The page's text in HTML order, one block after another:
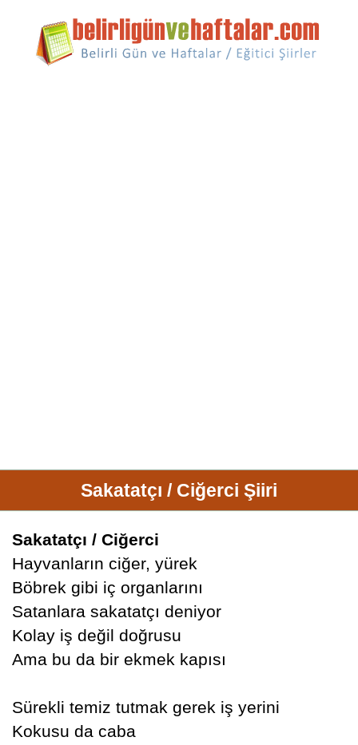
Sakatatçı / Ciğerci Şiiri
Sakatatçı / Ciğerci
Hayvanların ciğer, yürek
Böbrek gibi iç organlarını
Satanlara sakatatçı deniyor
Kolay iş değil doğrusu
Ama bu da bir ekmek kapısı
Sürekli temiz tutmak gerek iş yerini
Kokusu da caba